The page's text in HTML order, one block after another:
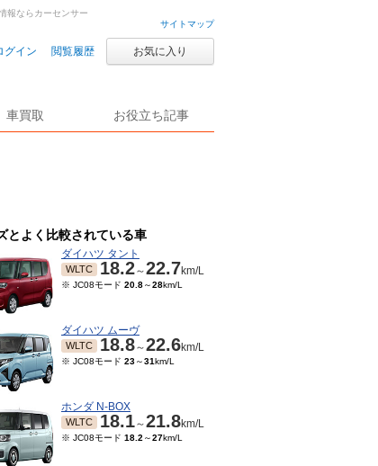
サイトマップ
グイン 閲覧履歴 お気に入り
車買取 お役立ち記事
報ならカーセンサー
とよく比較されている車
ダイハツ タント
WLTC 18.2～22.7km/L
※ JC08モード 20.8～28km/L
ダイハツ ムーヴ
WLTC 18.8～22.6km/L
※ JC08モード 23～31km/L
ホンダ N-BOX
WLTC 18.1～21.8km/L
※ JC08モード 18.2 ～27km/L